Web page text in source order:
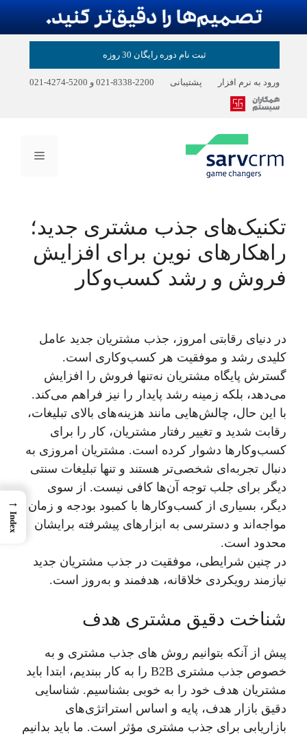
ثبت نام دوره رایگان 30 روزه
ورود به نرم افزار پشتیبانی 2200-8338-021 و 5200-4274-021
فهرست
تکنیک‌های جذب مشتری جدید؛
راهکارهای نوین برای افزایش
فروش و رشد کسب‌وکار
در دنیای رقابتی امروز، جذب مشتریان جدید عامل
کلیدی رشد و موفقیت هر کسب‌وکاری است.
گسترش پایگاه مشتریان نه‌تنها فروش را افزایش
می‌دهد، بلکه زمینه‌ رشد پایدار را نیز فراهم می‌کند.
با این حال، چالش‌هایی مانند هزینه‌های بالای تبلیغات،
رقابت شدید و تغییر رفتار مشتریان، کار را برای
کسب‌وکارها دشوار کرده است. مشتریان امروزی به
دنبال تجربه‌ای شخصی‌تر هستند و تنها تبلیغات سنتی
دیگر برای جلب توجه آن‌ها کافی نیست. از سوی
دیگر، بسیاری از کسب‌وکارها با کمبود بودجه و زمان
مواجه‌اند و دسترسی به ابزارهای پیشرفته برایشان
محدود است.
در چنین شرایطی، موفقیت در جذب مشتریان جدید
نیازمند رویکردی خلاقانه، هدفمند و به‌روز است.
شناخت دقیق مشتری هدف
پیش از آنکه بتوانیم روش های جذب مشتری و به
خصوص جذب مشتری B2B را به کار ببندیم، ابتدا باید
مشتریان هدف خود را به خوبی بشناسیم. شناسایی
دقیق بازار هدف، پایه و اساس استراتژی‌های
بازاریابی برای جذب مشتری مؤثر است. ما باید بدانیم
→
Index